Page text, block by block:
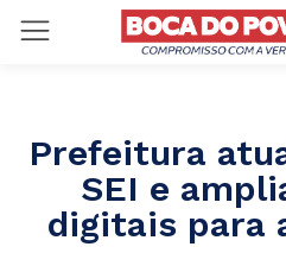
Prefeitura
SEI e
digitais para